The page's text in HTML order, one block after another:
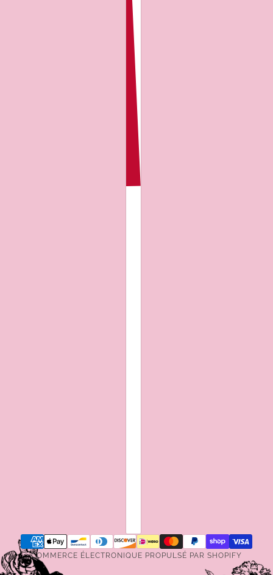
COMMERCE ÉLECTRONIQUE PROPULSÉ PAR SHOPIFY